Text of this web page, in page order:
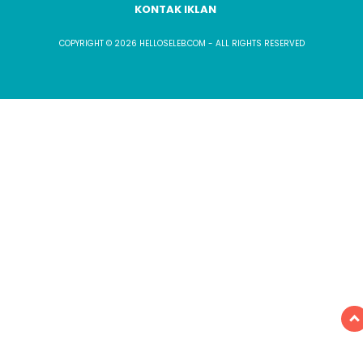
KONTAK IKLAN
COPYRIGHT © 2026 HELLOSELEB.COM - ALL RIGHTS RESERVED